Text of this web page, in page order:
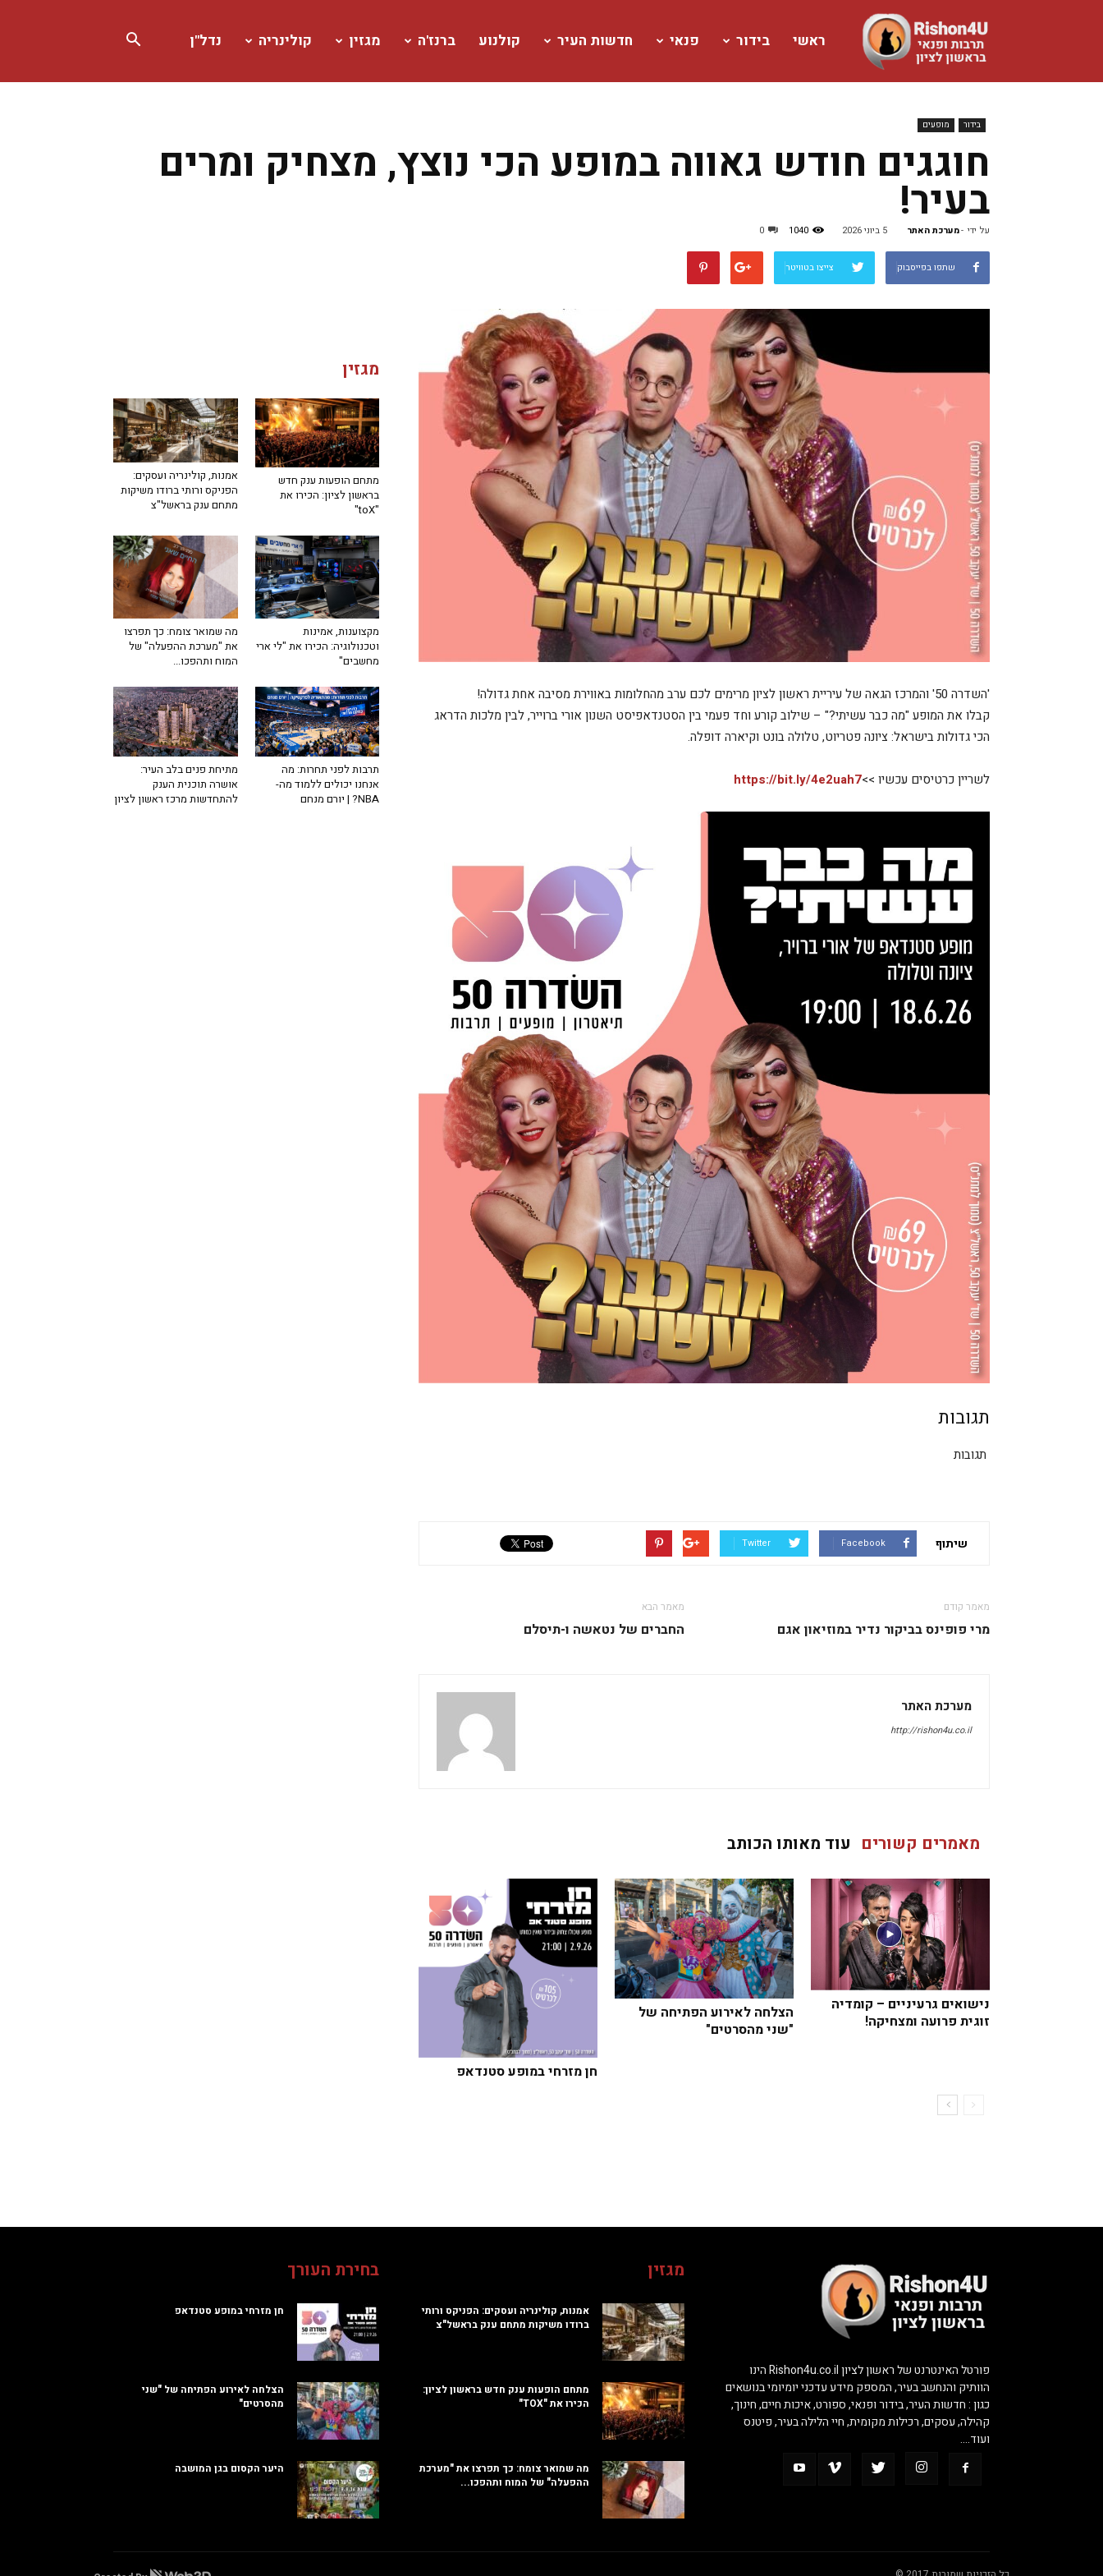
www.rishon4u.co.il
ראשי בידור פנאי חדשות העיר קולנוע ברנז'ה מגזין קולינריה נדל"ן
בידור מופעים
חוגגים חודש גאווה במופע הכי נוצץ, מצחיק ומרים
בעיר!
על ידי מערכת האתר- 5 ביוני 2026 1040
0
שתפו בפייסבוק צייצו בטוויטר
'השדרה 50' והמרכז הגאה של עיריית ראשון לציון מרימים לכם ערב מהחלומות באווירת מסיבה אחת גדולה!
קבלו את המופע "מה כבר עשיתי?" – שילוב קורע וחד פעמי בין הסטנדאפיסט השנון אורי ברוייר, לבין מלכות הדראג
הכי גדולות בישראל: ציונה פטריוט, טלולה בונט וקיארה דופלה.
לשריין כרטיסים עכשיו >>https://bit.ly/4e2uah7
תגובות
תגובות
שיתוף Facebook
Twitter
מאמר קודם
מרי פופינס בביקור נדיר במוזיאון אגם
מאמר הבא
החברים של נטאשה ו-תיסלם
מערכת האתר
http://rishon4u.co.il
מאמרים קשורים עוד מאותו הכותב
חן מזרחי במופע סטנדאפ
הצלחה לאירוע הפתיחה של
"שני מהסרטים"
נישואים גרעיניים – קומדיה
זוגית פרועה ומצחיקה!
מגזין
אמנות, קולינריה ועסקים:
הפניקס ורותי ברודו משיקות
מתחם ענק בראשל"צ
מתחם הופעות ענק חדש
בראשון לציון: הכירו את
"toX"
מה שמואר צומח: כך תפרצו
את "מערכת ההפעלה" של
המוח ותהפכו...
מקצוענות, אמינות
וטכנולוגיה: הכירו את "לי ארי
מחשבים"
מתיחת פנים בלב העיר:
אושרה תוכנית הענק
להתחדשות מרכז ראשון לציון
תרבות לפני תחרות: מה
אנחנו יכולים ללמוד מה-
NBA? | יורם מנחם
בחירת העורך
חן מזרחי במופע סטנדאפ
הצלחה לאירוע הפתיחה של "שני
מהסרטים"
היער הקסום בגן המושבה
מגזין
אמנות, קולינריה ועסקים: הפניקס ורותי
ברודו משיקות מתחם ענק בראשל"צ
מתחם הופעות ענק חדש בראשון לציון:
הכירו את "TOX"
מה שמואר צומח: כך תפרצו את "מערכת
ההפעלה" של המוח ותהפכו...
פורטל האינטרנט של ראשון לציון Rishon4u.co.il הינו
הוותיק והנחשב בעיר, המספק מידע עדכני יומיומי בנושאים
כגון : חדשות העיר, בידור ופנאי, ספורט, איכות חיים, חינוך,
קהילה, עסקים, רכילות מקומית, חיי הלילה בעיר, פיטנס
ועוד….